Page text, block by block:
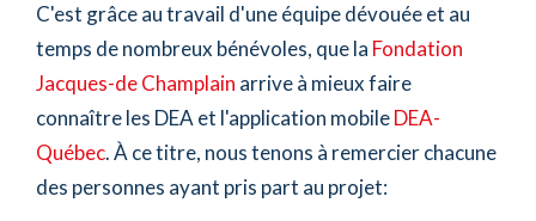
C'est grâce au travail d'une équipe dévouée et au
temps de nombreux bénévoles, que la Fondation
Jacques-de Champlain arrive à mieux faire
connaître les DEA et l'application mobileDEA-
Québec. À ce titre, nous tenons à remercier chacune
des personnes ayant pris part au projet: